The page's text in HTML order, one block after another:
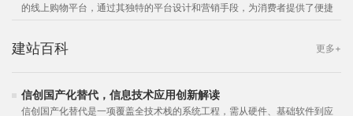
的线上购物平台，通过其独特的平台设计和营销手段，为消费者提供了便捷
建站百科 更多+
信创国产化替代，信息技术应用创新解读
信创国产化替代是一项覆盖全技术栈的系统工程，需从硬件、基础软件到应